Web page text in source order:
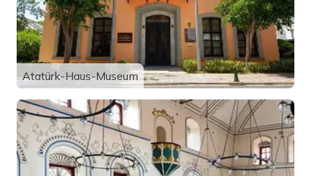
Atatürk-Haus-Museum